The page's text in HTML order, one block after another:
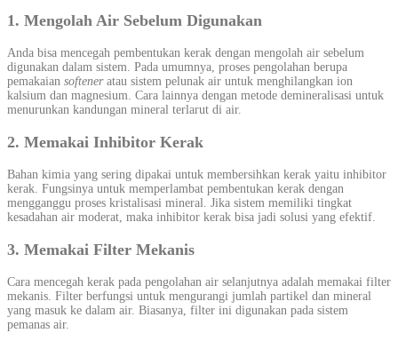
1. Mengolah Air Sebelum Digunakan
Anda bisa mencegah pembentukan kerak dengan mengolah air sebelum
digunakan dalam sistem. Pada umumnya, proses pengolahan berupa
pemakaian softeneratau sistem pelunak air untuk menghilangkan ion
kalsium dan magnesium. Cara lainnya dengan metode demineralisasi untuk
menurunkan kandungan mineral terlarut di air.
2. Memakai Inhibitor Kerak
Bahan kimia yang sering dipakai untuk membersihkan kerak yaitu inhibitor
kerak. Fungsinya untuk memperlambat pembentukan kerak dengan
mengganggu proses kristalisasi mineral. Jika sistem memiliki tingkat
kesadahan air moderat, maka inhibitor kerak bisa jadi solusi yang efektif.
3. Memakai Filter Mekanis
Cara mencegah kerak pada pengolahan air selanjutnya adalah memakai filter
mekanis. Filter berfungsi untuk mengurangi jumlah partikel dan mineral
yang masuk ke dalam air. Biasanya, filter ini digunakan pada sistem
pemanas air.